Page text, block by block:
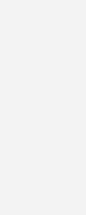
шоу
прошлом году
вторым, до этого
третьим.
против мужчин,
наше
удастся ли нам
золото, как мы
Создатели
10 миллионов
анонсировано
среди которых